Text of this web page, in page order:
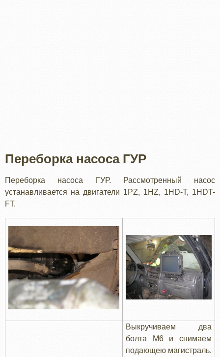
Переборка насоса ГУР
Переборка насоса ГУР. Рассмотренный насос
устанавливается на двигатели 1PZ, 1HZ, 1HD-T, 1HDT-
FT.
Выкручиваем два
болта М6 и снимаем
подающею магистраль.